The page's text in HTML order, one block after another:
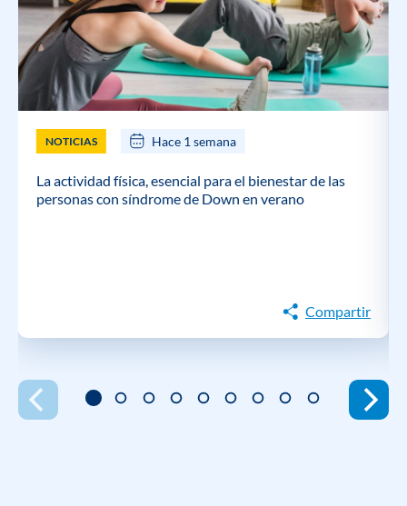
NOTICIAS Hace 1 semana
La actividad física, esencial para el bienestar de las
personas con síndrome de Down en verano
Compartir